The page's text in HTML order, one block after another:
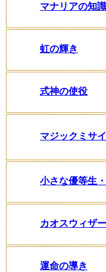
マナリアの知識
虹の輝き
式神の使役
マジックミサ
小さな優等生
カオスウィザ
運命の導き